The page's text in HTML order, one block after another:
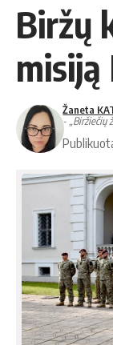
Biržų
Žaneta
- „Biržiečių